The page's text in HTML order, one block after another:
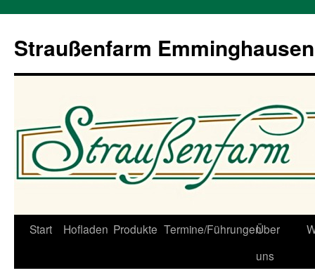
Straußenfarm Emminghausen
Zum
Start Hofladen Produkte Termine/FührungenÜber
uns